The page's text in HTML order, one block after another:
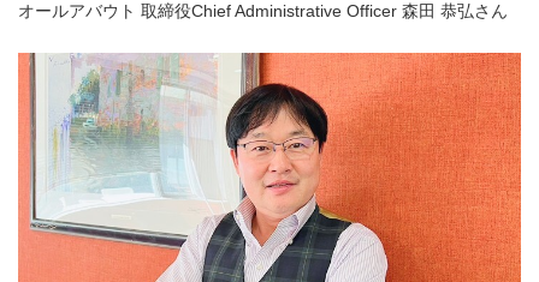
オールアバウト 取締役Chief Administrative Officer 森田 恭弘さん